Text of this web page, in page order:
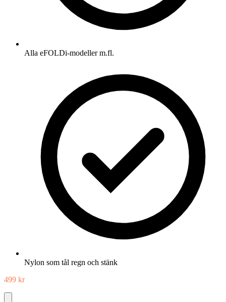
Alla eFOLDi-modeller m.fl.
Nylon som tål regn och stänk
499 kr